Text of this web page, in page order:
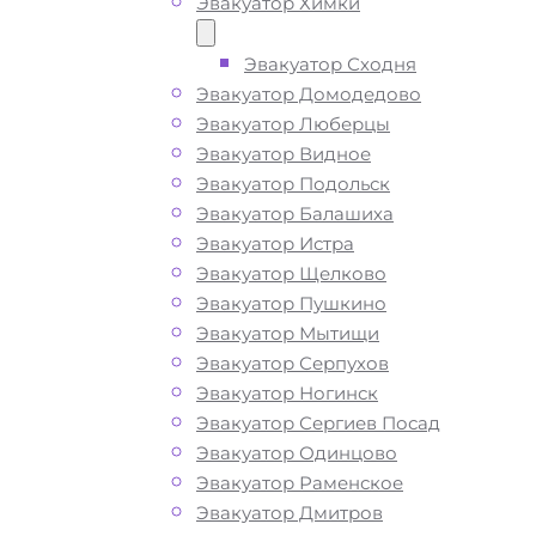
Эвакуатор Сходня
Эвакуатор Домодедово
Эвакуатор Люберцы
Эвакуатор Видное
Эвакуатор Подольск
Эвакуатор Балашиха
Эвакуатор Истра
Эвакуатор Щелково
Эвакуатор Пушкино
Эвакуатор Мытищи
Эвакуатор Серпухов
Эвакуатор Ногинск
Эвакуатор Сергиев Посад
Эвакуатор Одинцово
Эвакуатор Раменское
Эвакуатор Дмитров
ситуации и гарантируем низкие
высокое качество наших услуг.
ТЕЛЕФОН WHATSAPP